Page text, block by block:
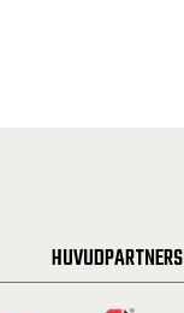
HUVUDPARTNERS